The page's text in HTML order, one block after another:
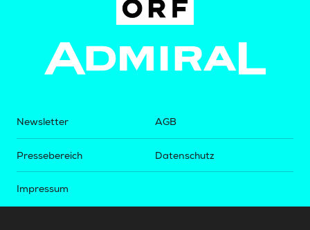
Newsletter
Pressebereich
Impressum
AGB
Datenschutz